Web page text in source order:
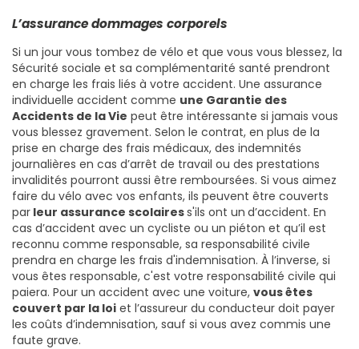
L’assurance dommages corporels
Si un jour vous tombez de vélo et que vous vous blessez, la
Sécurité sociale et sa complémentarité santé prendront
en charge les frais liés à votre accident. Une assurance
individuelle accident comme une Garantie des
Accidents de la Vie peut être intéressante si jamais vous
vous blessez gravement. Selon le contrat, en plus de la
prise en charge des frais médicaux, des indemnités
journalières en cas d’arrêt de travail ou des prestations
invalidités pourront aussi être remboursées. Si vous aimez
faire du vélo avec vos enfants, ils peuvent être couverts
par leur assurance scolairess'ils ont un d’accident. En
cas d’accident avec un cycliste ou un piéton et qu’il est
reconnu comme responsable, sa responsabilité civile
prendra en charge les frais d'indemnisation. À l’inverse, si
vous êtes responsable, c'est votre responsabilité civile qui
paiera. Pour un accident avec une voiture, vous êtes
couvert par la loi et l’assureur du conducteur doit payer
les coûts d’indemnisation, sauf si vous avez commis une
faute grave.